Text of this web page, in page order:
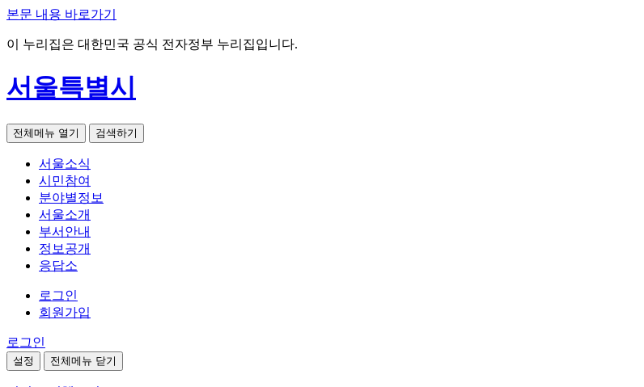
본문 내용 바로가기
이 누리집은 대한민국 공식 전자정부 누리집입니다.
서울특별시
전체메뉴 열기 검색하기
서울소식
시민참여
분야별정보
서울소개
부서안내
정보공개
응답소
로그인
회원가입
로그인
설정 전체메뉴 닫기